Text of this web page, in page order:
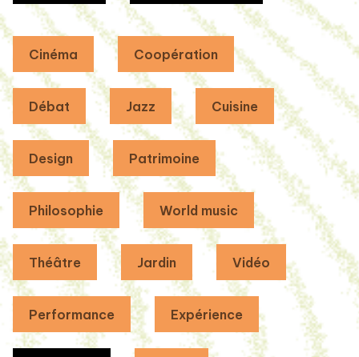
Cinéma Coopération
Débat Jazz Cuisine
Design Patrimoine
Philosophie World music
Théâtre Jardin Vidéo
Performance Expérience